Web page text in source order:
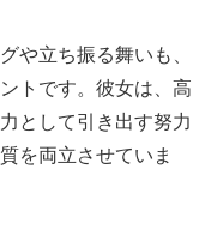
や立ち振る舞いも、
トです。彼女は、高
として引き出す努力
を両立させていま